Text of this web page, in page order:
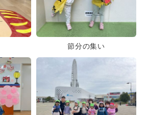
節分の集い